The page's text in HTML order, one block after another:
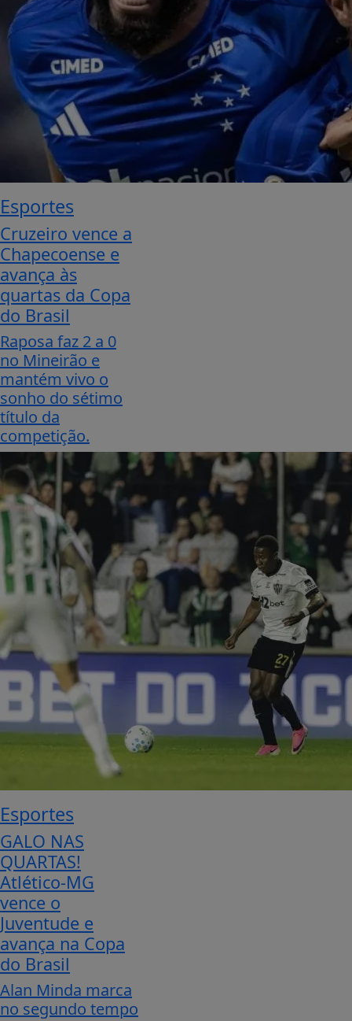
Esportes
Cruzeiro vence a
Chapecoense e
avança às
quartas da Copa
do Brasil
Raposa faz 2 a 0
no Mineirão e
mantém vivo o
sonho do sétimo
título da
competição.
Esportes
GALO NAS
QUARTAS!
Atlético-MG
vence o
Juventude e
avança na Copa
do Brasil
Alan Minda marca
no segundo tempo